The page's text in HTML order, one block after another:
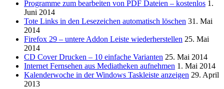
Programme zum bearbeiten von PDF Dateien – kostenlos 1.
Juni 2014
Tote Links in den Lesezeichen automatisch löschen 31. Mai
2014
Firefox 29 – untere Addon Leiste wiederherstellen 25. Mai
2014
CD Cover Drucken – 10 einfache Varianten 25. Mai 2014
Internet Fernsehen aus Mediatheken aufnehmen 1. Mai 2014
Kalenderwoche in der Windows Taskleiste anzeigen 29. April
2013